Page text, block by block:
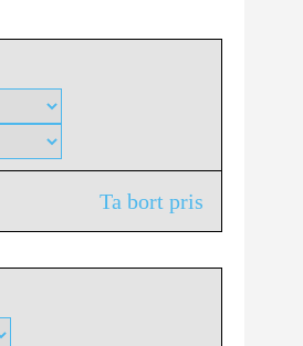
Ta bort pris